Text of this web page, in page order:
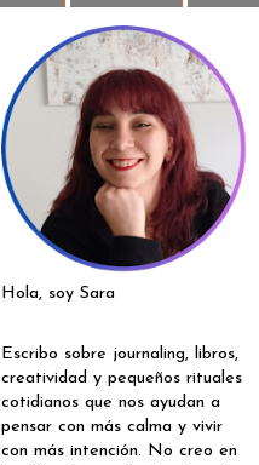
Hola, soy Sara
Escribo sobre journaling, libros,
creatividad y pequeños rituales
cotidianos que nos ayudan a
pensar con más calma y vivir
con más intención. No creo en